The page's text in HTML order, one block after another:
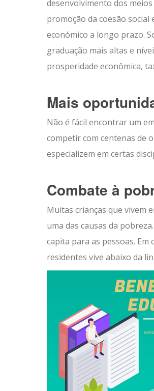
desenvolvimento dos
promoção da coesão social
económico a longo prazo.
graduação mais altas e
prosperidade econômica,
Mais
Não é fácil encontrar um
competir com centenas de
especializem em certas
Combate à
Muitas crianças que vivem
uma das causas da
capita para as pessoas.
residentes vive abaixo da